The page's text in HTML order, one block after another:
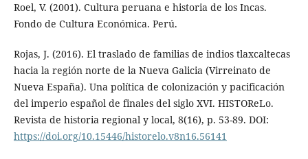
Roel, V. (2001). Cultura peruana e historia de los Incas.
Fondo de Cultura Económica. Perú.
Rojas, J. (2016). El traslado de familias de indios tlaxcaltecas
hacia la región norte de la Nueva Galicia (Virreinato de
Nueva España). Una política de colonización y pacificación
del imperio español de finales del siglo XVI. HISTOReLo.
Revista de historia regional y local, 8(16), p. 53-89. DOI:
https://doi.org/10.15446/historelo.v8n16.56141